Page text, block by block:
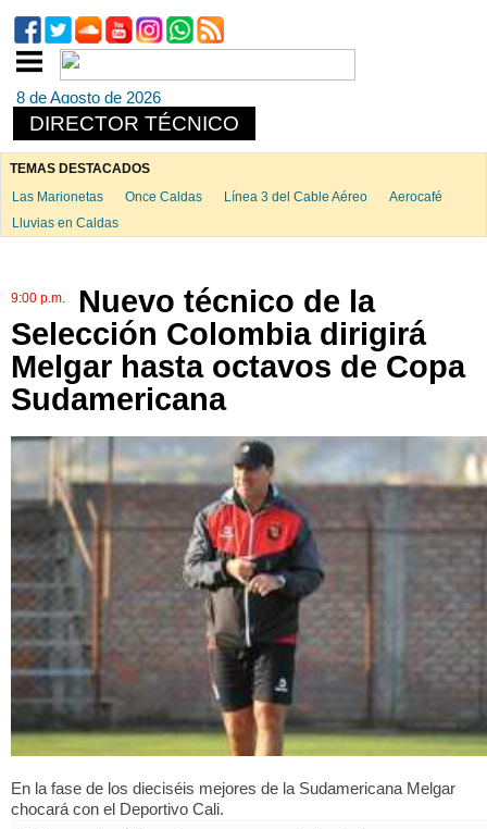
8 de Agosto de 2026
DIRECTOR TÉCNICO
TEMAS DESTACADOS
Las Marionetas
Once Caldas Línea 3 del Cable Aéreo
Aerocafé
Lluvias en Caldas
9:00 p.m.
Nuevo técnico de la
Selección Colombia dirigirá
Melgar hasta octavos de Copa
Sudamericana
En la fase de los dieciséis mejores de la Sudamericana Melgar
chocará con el Deportivo Cali.